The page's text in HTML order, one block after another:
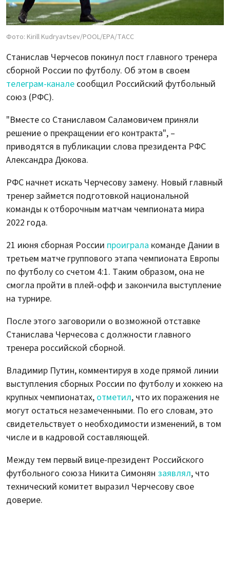
Фото: Kirill Kudryavtsev/POOL/EPA/ТАСС
Станислав Черчесов покинул пост главного тренера
сборной России по футболу. Об этом в своем
телеграм-канале сообщил Российский футбольный
союз (РФС).
"Вместе со Станиславом Саламовичем приняли
решение о прекращении его контракта", –
приводятся в публикации слова президента РФС
Александра Дюкова.
РФС начнет искать Черчесову замену. Новый главный
тренер займется подготовкой национальной
команды к отборочным матчам чемпионата мира
2022 года.
21 июня сборная России проиграла команде Дании в
третьем матче группового этапа чемпионата Европы
по футболу со счетом 4:1. Таким образом, она не
смогла пройти в плей-офф и закончила выступление
на турнире.
После этого заговорили о возможной отставке
Станислава Черчесова с должности главного
тренера российской сборной.
Владимир Путин, комментируя в ходе прямой линии
выступления сборных России по футболу и хоккею на
крупных чемпионатах, отметил, что их поражения не
могут остаться незамеченными. По его словам, это
свидетельствует о необходимости изменений, в том
числе и в кадровой составляющей.
Между тем первый вице-президент Российского
футбольного союза Никита Симонян заявлял, что
технический комитет выразил Черчесову свое
доверие.